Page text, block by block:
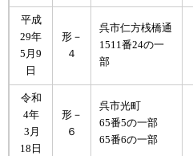
平成
29年
5月9
日
形－
４
呉市仁方桟橋通
1511番24の一
部
令和
4年
3月
18日
形－
６
呉市光町
65番5の一部
65番6の一部